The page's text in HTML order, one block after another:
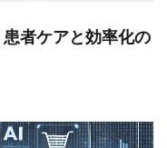
者ケアと効率化の